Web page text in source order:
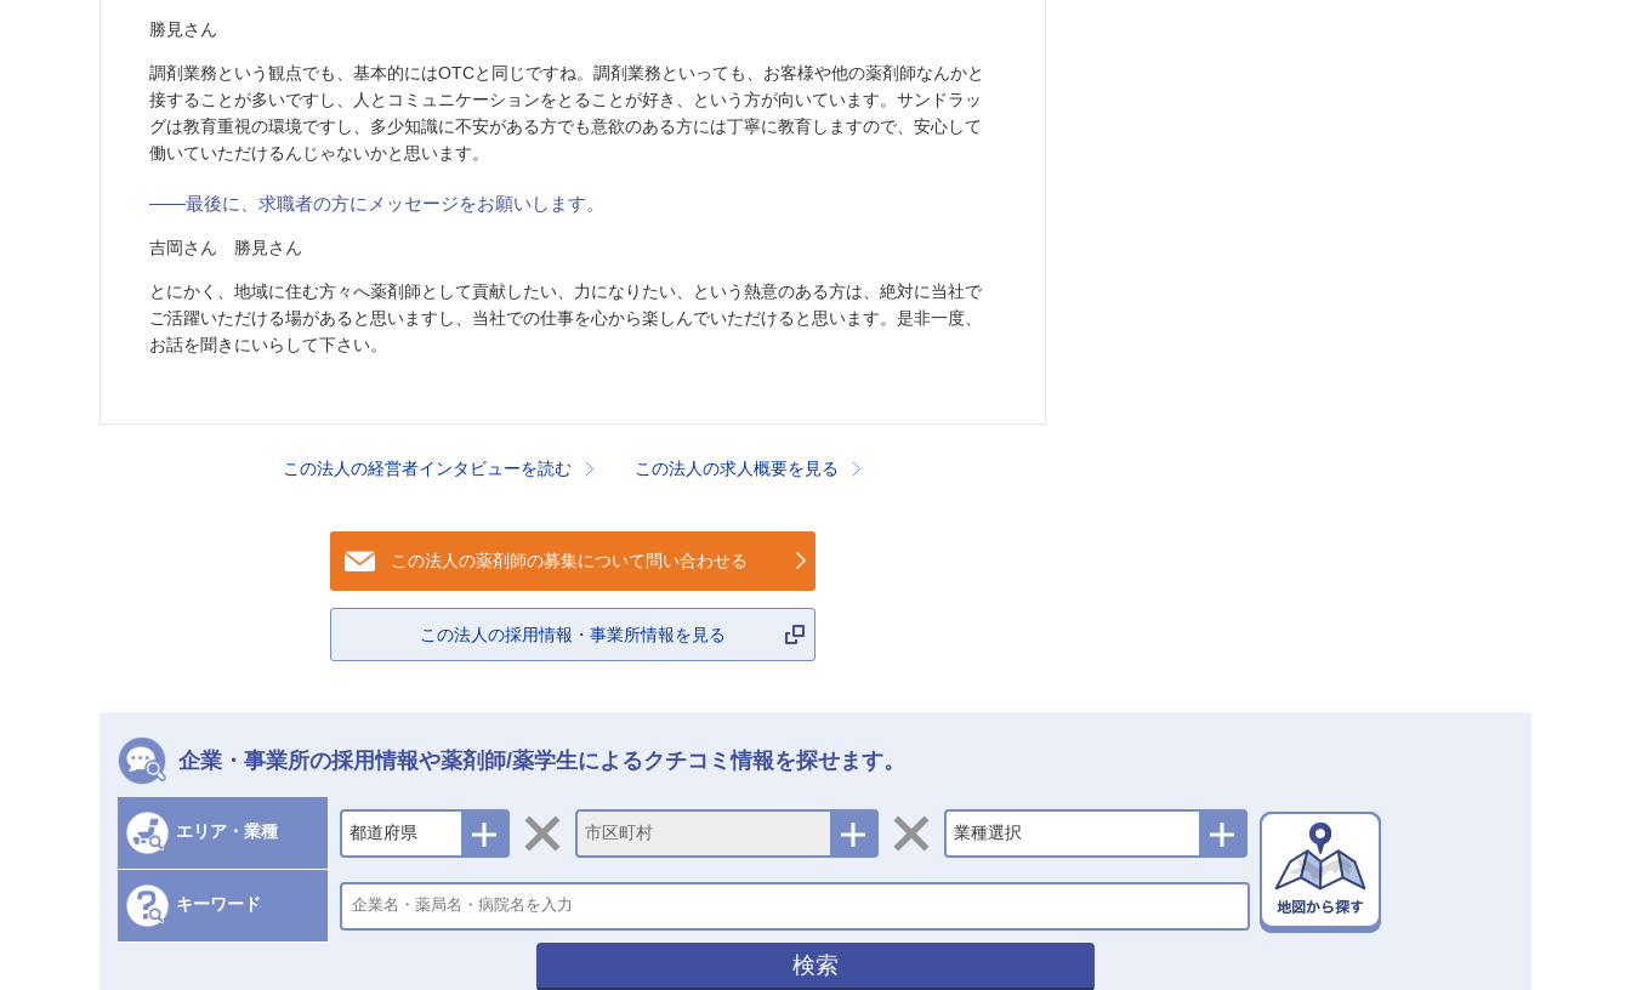
勝見さん
調剤業務という観点でも、基本的にはOTCと同じですね。調剤業務といっても、お客様や他の薬剤師なんかと
接することが多いですし、人とコミュニケーションをとることが好き、という方が向いています。サンドラッ
グは教育重視の環境ですし、多少知識に不安がある方でも意欲のある方には丁寧に教育しますので、安心して
働いていただけるんじゃないかと思います。
――最後に、求職者の方にメッセージをお願いします。
吉岡さん 勝見さん
とにかく、地域に住む方々へ薬剤師として貢献したい、力になりたい、という熱意のある方は、絶対に当社で
ご活躍いただける場があると思いますし、当社での仕事を心から楽しんでいただけると思います。是非一度、
お話を聞きにいらして下さい。
この法人の経営者インタビューを読む この法人の求人概要を見る
この法人の薬剤師の募集について問い合わせる
この法人の採用情報・事業所情報を見る
企業・事業所の採用情報や薬剤師/薬学生によるクチコミ情報を探せます。
エリア・業種 都道府県 市区町村 業種選択
キーワード
検索